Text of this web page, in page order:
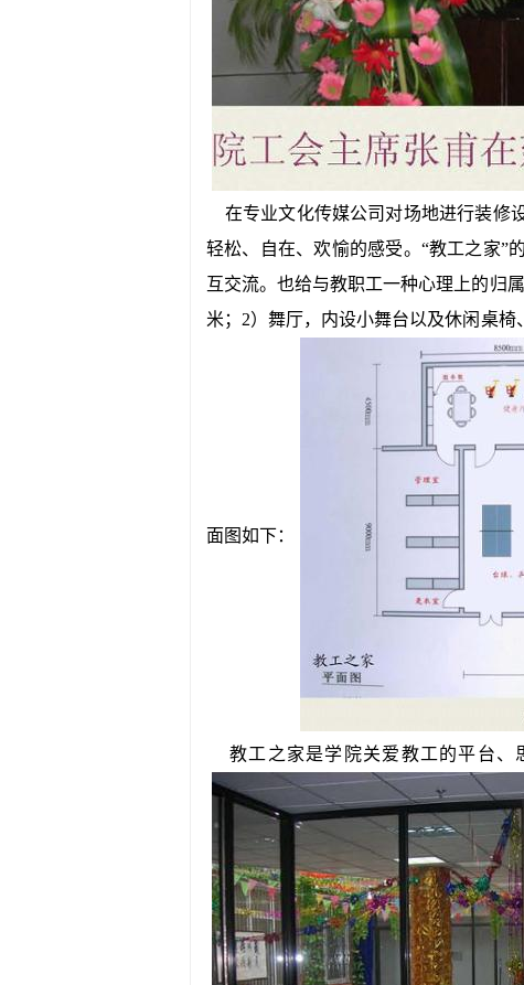
在专业文化传媒公司对场地进行装修
轻松、自在、欢愉的感受。“教工之家”
互交流。也给与教职工一种心理上的归
米；2）舞厅，内设小舞台以及休闲桌
面图如下：
教工之家是学院关爱教工的平台、